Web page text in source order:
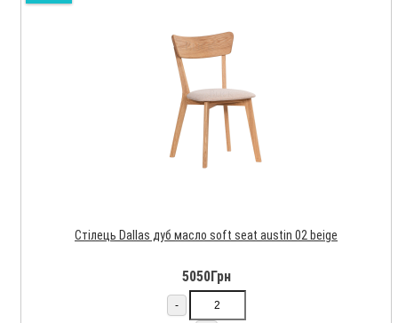
Стілець Dallas дуб масло soft seat austin 02 beige
5050Грн
-